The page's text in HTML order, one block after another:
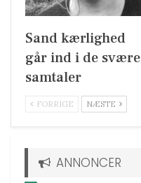
Sand kærlighed
går ind i de svære
samtaler
FORRIGE NÆSTE
ANNONCER